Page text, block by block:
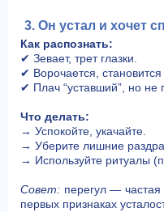
3. Он устал и хочет
Как распознать:
✔ Зевает, трет глазки.
✔ Ворочается, становится
✔ Плач “уставший”, но не
Что делать:
→ Успокойте, укачайте.
→ Уберите лишние
→ Используйте ритуалы
Совет: перегул —
первых признаках